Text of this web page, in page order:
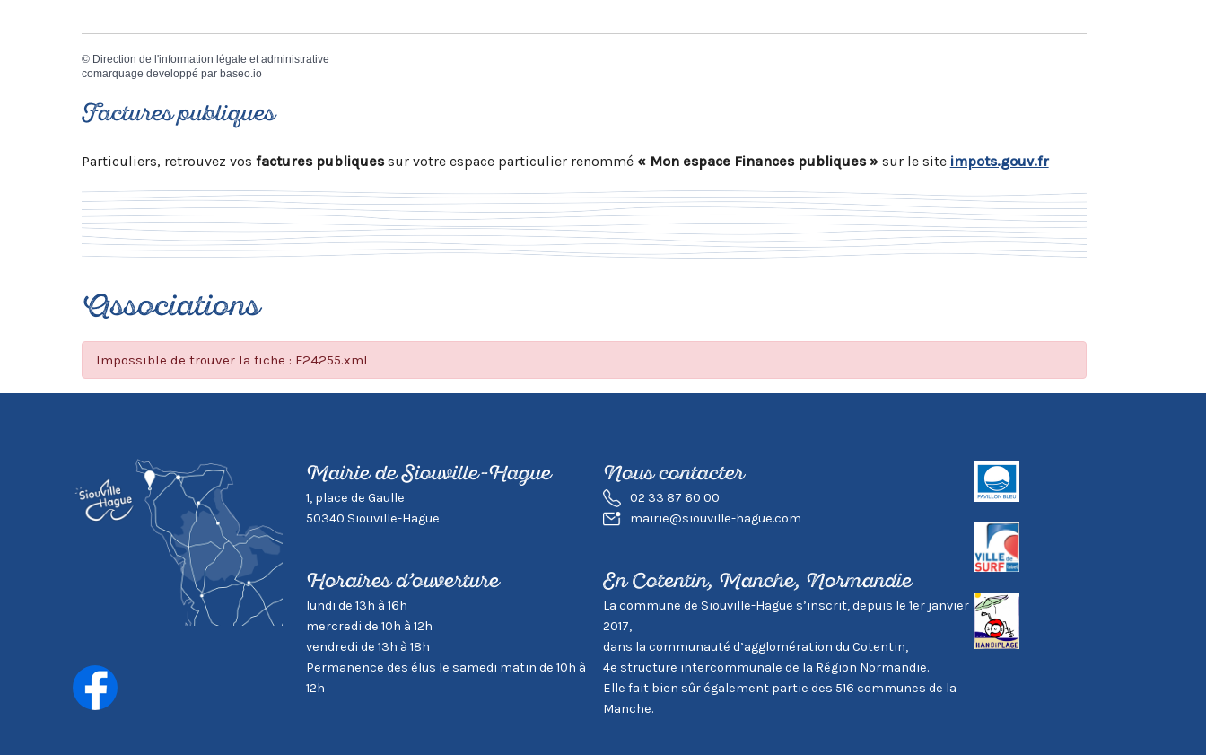
© Direction de l'information légale et administrative
comarquage developpé par baseo.io
Factures publiques
Particuliers, retrouvez vos factures publiquessur votre espace particulier renommé « Mon espace Finances publiques »sur le site impots.gouv.fr
Associations
Impossible de trouver la fiche : F24255.xml
Mairie de Siouville-Hague
1, place de Gaulle
50340 Siouville-Hague
Horaires d’ouverture
lundi de 13h à 16h
mercredi de 10h à 12h
vendredi de 13h à 18h
Permanence des élus le samedi matin de 10h à
12h
Nous contacter
02 33 87 60 00
mairie@siouville-hague.com
En Cotentin, Manche, Normandie
La commune de Siouville-Hague s’inscrit, depuis le 1er janvier
2017,
dans la communauté d’agglomération du Cotentin,
4e structure intercommunale de la Région Normandie.
Elle fait bien sûr également partie des 516 communes de la
Manche.